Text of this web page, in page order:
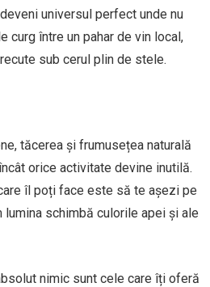
universul perfect unde nu
curg între un pahar de vin local,
sub cerul plin de stele.
tăcerea și frumusețea naturală
orice activitate devine inutilă.
îl poți face este să te așezi pe
schimbă culorile apei și ale
nimic sunt cele care îți oferă